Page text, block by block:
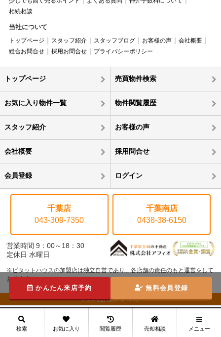
相続相談
当社について
トップページ スタッフ紹介 スタッフブログ お客様の声
会社概要
総合お問合せ
採用お問合せ プライバシーポリシー
トップページ 売買物件検索
お気に入り物件一覧 物件閲覧履歴
スタッフ紹介 お客様の声
会社概要 採用問合せ
会員登録 ログイン
千葉店
043-309-7350
千葉南店
0438-38-6150
営業時間 9：00～18：30
定休日 水曜日
※ピタットハウスの加盟店は独立自営であり、各店舗の責任のもと運営をして
おります。
©株式会社アフィオ
かんたん来店予約 無料会員登録
検索 お気に入り 閲覧履歴 売却相談 メニュー